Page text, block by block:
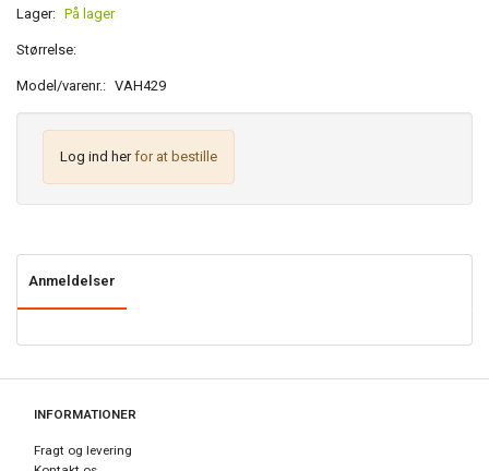
Lager: På lager
Størrelse:
Model/varenr.: VAH429
Log ind herfor at bestille
Anmeldelser
INFORMATIONER
Fragt og levering